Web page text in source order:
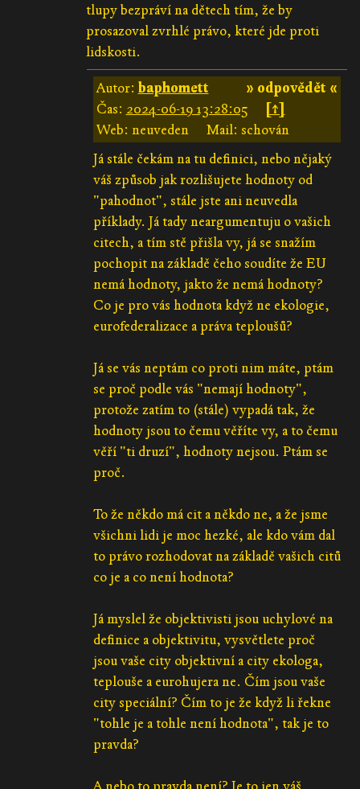
tlupy bezpráví na dětech tím, že by
prosazoval zvrhlé právo, které jde proti
lidskosti.
» odpovědět «
Autor: baphomett
Čas: 2024-06-19 13:28:05
[↑]
Web: neuveden
Mail: schován
Já stále čekám na tu definici, nebo nějaký
váš způsob jak rozlišujete hodnoty od
"pahodnot", stále jste ani neuvedla
příklady. Já tady neargumentuju o vašich
citech, a tím stě přišla vy, já se snažím
pochopit na základě čeho soudíte že EU
nemá hodnoty, jakto že nemá hodnoty?
Co je pro vás hodnota když ne ekologie,
eurofederalizace a práva teploušů?
Já se vás neptám co proti nim máte, ptám
se proč podle vás "nemají hodnoty",
protože zatím to (stále) vypadá tak, že
hodnoty jsou to čemu věříte vy, a to čemu
věří "ti druzí", hodnoty nejsou. Ptám se
proč.
To že někdo má cit a někdo ne, a že jsme
všichni lidi je moc hezké, ale kdo vám dal
to právo rozhodovat na základě vašich citů
co je a co není hodnota?
Já myslel že objektivisti jsou uchylové na
definice a objektivitu, vysvětlete proč
jsou vaše city objektivní a city ekologa,
teplouše a eurohujera ne. Čím jsou vaše
city speciální? Čím to je že když li řekne
"tohle je a tohle není hodnota", tak je to
pravda?